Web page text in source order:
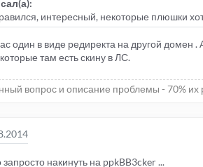
интересный, некоторые плюшки
один в виде редиректа на другой домен .
там есть скину в ЛС.
вопрос и описание проблемы - 70% их
накинуть на ppkBB3cker ...